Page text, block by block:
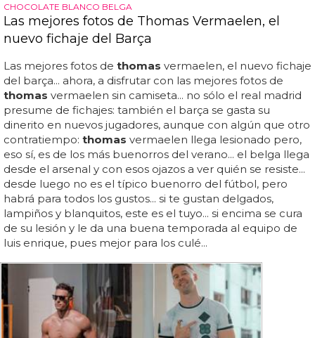
CHOCOLATE BLANCO BELGA
Las mejores fotos de Thomas Vermaelen, el
nuevo fichaje del Barça
Las mejores fotos de thomas vermaelen, el nuevo fichaje
del barça... ahora, a disfrutar con las mejores fotos de
thomas vermaelen sin camiseta... no sólo el real madrid
presume de fichajes: también el barça se gasta su
dinerito en nuevos jugadores, aunque con algún que otro
contratiempo: thomas vermaelen llega lesionado pero,
eso sí, es de los más buenorros del verano... el belga llega
desde el arsenal y con esos ojazos a ver quién se resiste...
desde luego no es el típico buenorro del fútbol, pero
habrá para todos los gustos... si te gustan delgados,
lampiños y blanquitos, este es el tuyo... si encima se cura
de su lesión y le da una buena temporada al equipo de
luis enrique, pues mejor para los culé...